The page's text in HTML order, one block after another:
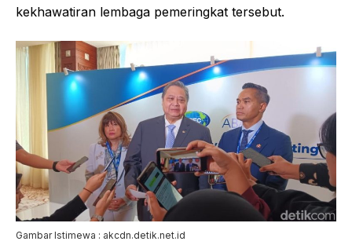
kekhawatiran lembaga pemeringkat tersebut.
Gambar Istimewa : akcdn.detik.net.id